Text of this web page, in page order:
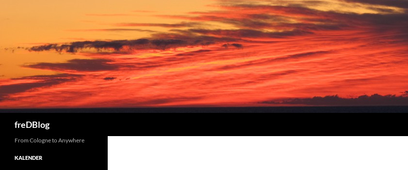
freDBlog
From Cologne to Anywhere
KALENDER